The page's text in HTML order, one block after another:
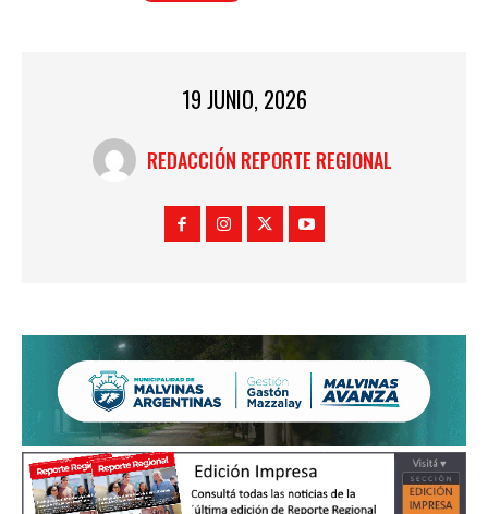
19 JUNIO, 2026
REDACCIÓN REPORTE REGIONAL